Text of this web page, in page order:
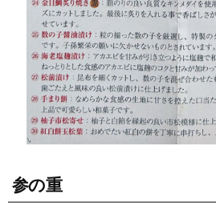
参の重